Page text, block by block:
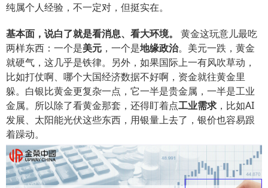
纯属个人经验，不一定对，但挺实在。
基本面，说白了就是看消息、看大环境。
黄金这玩意儿最吃
两样东西：一个是美元 ，一个是地缘政治。美元一跌，黄金
就硬气，这几乎是铁律。另外，如果国际上一有风吹草动，
比如打仗啊、哪个大国经济数据不好啊，资金就往黄金里
躲。白银比黄金更复杂一点，它一半是贵金属，一半是工业
金属。所以除了看黄金那套，还得盯着点工业需求 ，比如AI
发展、太阳能光伏这些东西，用银量上去了，银价也容易跟
着躁动。